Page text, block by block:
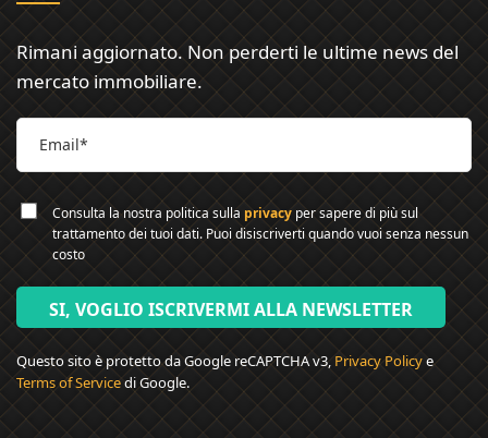
Rimani aggiornato. Non perderti le ultime news del
mercato immobiliare.
Consulta la nostra politica sulla privacy per sapere di più sul
trattamento dei tuoi dati. Puoi disiscriverti quando vuoi senza nessun
costo
SI, VOGLIO ISCRIVERMI ALLA NEWSLETTER
Questo sito è protetto da Google reCAPTCHA v3, Privacy Policye
Terms of Servicedi Google.